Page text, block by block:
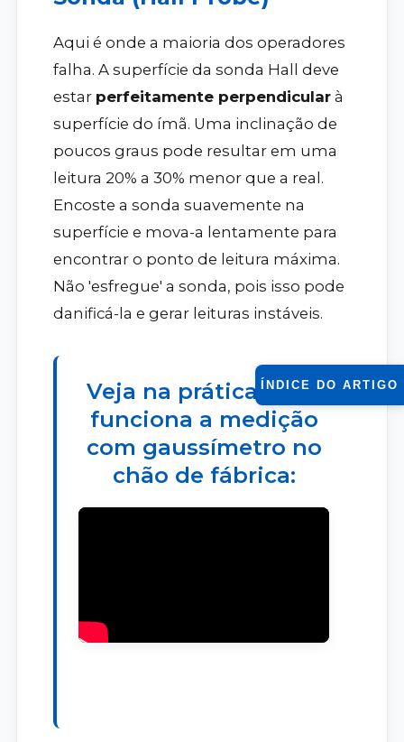
ÍNDICE DO ARTIGO
Aqui é onde a maioria dos operadores
falha. A superfície da sonda Hall deve
estar perfeitamente perpendicularà
superfície do ímã. Uma inclinação de
poucos graus pode resultar em uma
leitura 20% a 30% menor que a real.
Encoste a sonda suavemente na
superfície e mova-a lentamente para
encontrar o ponto de leitura máxima.
Não 'esfregue' a sonda, pois isso pode
danificá-la e gerar leituras instáveis.
Veja na prática como
funciona a medição
com gaussímetro no
chão de fábrica: